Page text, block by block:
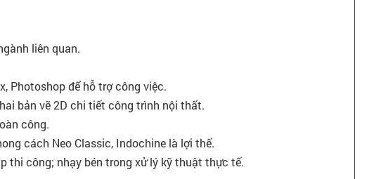
liên quan.
Photoshop để hỗ trợ công việc.
bản vẽ 2D chi tiết công trình nội thất.
công.
cách Neo Classic, Indochine là lợi thế.
thi công; nhạy bén trong xử lý kỹ thuật thực tế.